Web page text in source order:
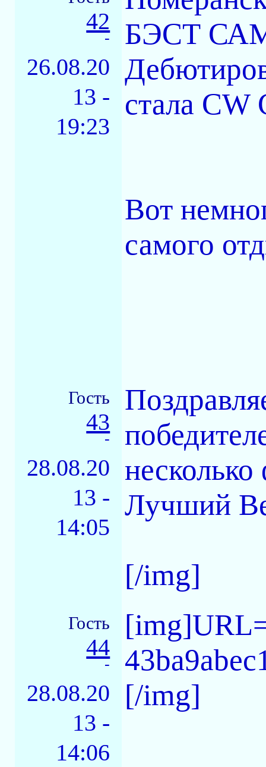
42
-
26.08.20
13 -
19:23
БЭСТ
стала СW
Вот
самого
Гость
43
-
28.08.20
13 -
14:05
несколько
Лучший
[/img]
Гость
44
-
28.08.20
13 -
14:06
[/img]